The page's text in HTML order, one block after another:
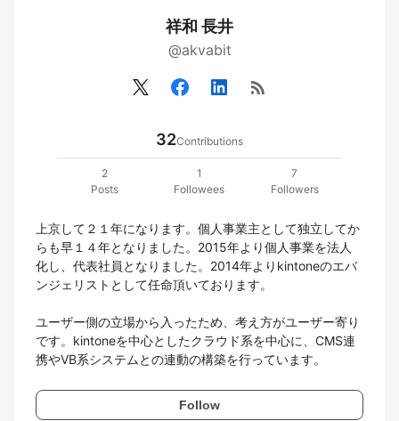
祥和 長井
@akvabit
rss_feed
32Contributions
2
Posts
1
Followees
7
Followers
上京して２１年になります。個人事業主として独立してか
らも早１４年となりました。2015年より個人事業を法人
化し、代表社員となりました。2014年よりkintoneのエバ
ンジェリストとして任命頂いております。
ユーザー側の立場から入ったため、考え方がユーザー寄り
です。kintoneを中心としたクラウド系を中心に、CMS連
携やVB系システムとの連動の構築を行っています。
Follow